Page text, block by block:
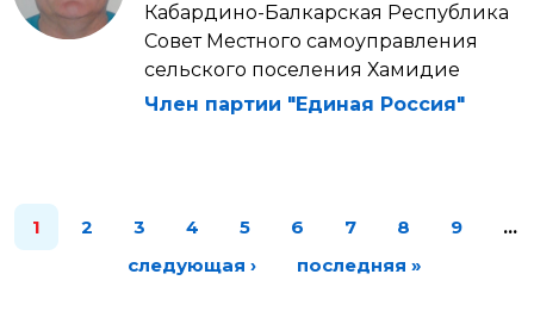
Кабардино-Балкарская Республика
Совет Местного самоуправления
сельского поселения Хамидие
Член партии "Единая Россия"
1 2 3 4 5 6 7 8 9
…
следующая ›
последняя »